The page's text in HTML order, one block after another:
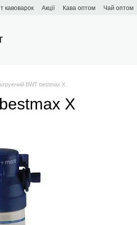
кавоварок Акції Кава оптом Чай оптом
BWT bestmax X
X